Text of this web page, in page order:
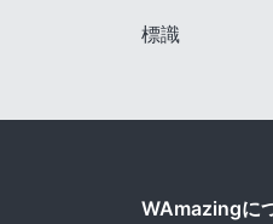
標識
WAmazingに